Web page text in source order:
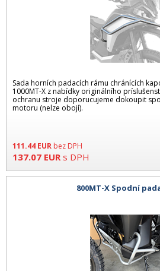
Sada horních padacích rámu chránících
1000MT-X z nabídky originálního
ochranu stroje doporucujeme dokoupit
motoru (nelze obojí).
111.44 EUR bez DPH
137.07 EUR s DPH
800MT-X Spodní